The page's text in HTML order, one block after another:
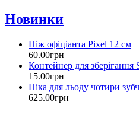
Новинки
Ніж офіціанта Pixel 12 см
60.00грн
Контейнер для
15.00грн
Піка для льоду чотири
625.00грн